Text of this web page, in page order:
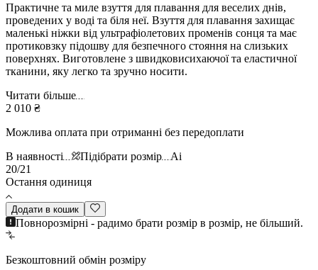
Практичне та миле взуття для плавання для веселих днів,
проведених у воді та біля неї. Взуття для плавання захищає
маленькі ніжки від ультрафіолетових променів сонця та має
протиковзку підошву для безпечного стояння на слизьких
поверхнях. Виготовлене з швидковисихаючої та еластичної
тканини, яку легко та зручно носити.
Читати більше
2 010 ₴
Можлива оплата при отриманні без передоплати
В наявності
Підібрати розмір
Ai
20/21
Остання одиниця
Додати в кошик
Повнорозмірні - радимо брати розмір в розмір, не більший.
Безкоштовний обмін розміру